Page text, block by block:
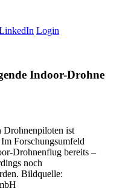
Login
Indoor-Drohne
Drohnenpiloten ist
Forschungsumfeld
Drohnenflug bereits –
noch
Bildquelle: